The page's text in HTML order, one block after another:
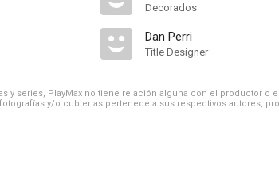
Decorados
Dan Perri
Title Designer
y series, PlayMax no tiene relación alguna con el productor o
y/o cubiertas pertenece a sus respectivos autores,